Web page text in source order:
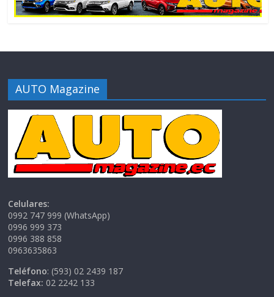
AUTO Magazine
Celulares:
0992 747 999 (WhatsApp)
0996 999 373
0996 388 858
0963635863
Teléfono: (593) 02 2439 187
Telefax: 02 2242 133